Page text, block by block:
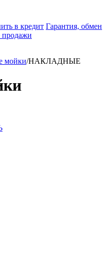
в кредит Гарантия, обмен
мойки/НАКЛАДНЫЕ